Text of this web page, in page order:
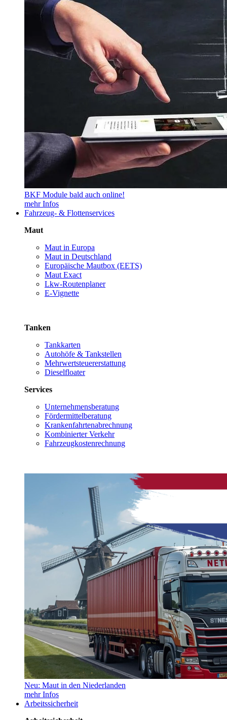
BKF Module bald auch online!
mehr Infos
Fahrzeug- & Flottenservices
Maut
Maut in Europa
Maut in Deutschland
Europäische Mautbox (EETS)
Maut Exact
Lkw-Routenplaner
E-Vignette
Tanken
Tankkarten
Autohöfe & Tankstellen
Mehrwertsteuererstattung
Dieselfloater
Services
Unternehmensberatung
Fördermittelberatung
Krankenfahrtenabrechnung
Kombinierter Verkehr
Fahrzeugkostenrechnung
Neu: Maut in den Niederlanden
mehr Infos
Arbeitssicherheit